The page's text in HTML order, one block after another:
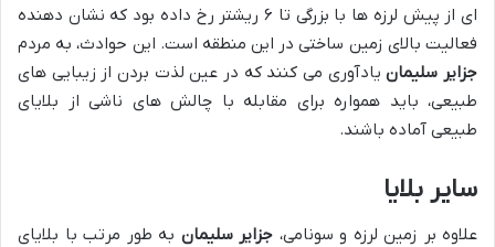
ای از پیش لرزه ها با بزرگی تا ۶ ریشتر رخ داده بود که نشان دهنده
فعالیت بالای زمین ساختی در این منطقه است. این حوادث، به مردم
جزایر سلیمانیادآوری می کنند که در عین لذت بردن از زیبایی های
طبیعی، باید همواره برای مقابله با چالش های ناشی از بلایای
طبیعی آماده باشند.
سایر بلایا
علاوه بر زمین لرزه و سونامی، جزایر سلیمان به طور مرتب با بلایای